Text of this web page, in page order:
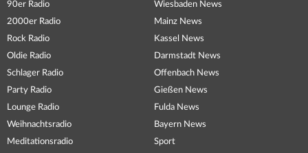
90er Radio
2000er Radio
Rock Radio
Oldie Radio
Schlager Radio
Party Radio
Lounge Radio
Weihnachtsradio
Meditationsradio
Wiesbaden News
Mainz News
Kassel News
Darmstadt News
Offenbach News
Gießen News
Fulda News
Bayern News
Sport